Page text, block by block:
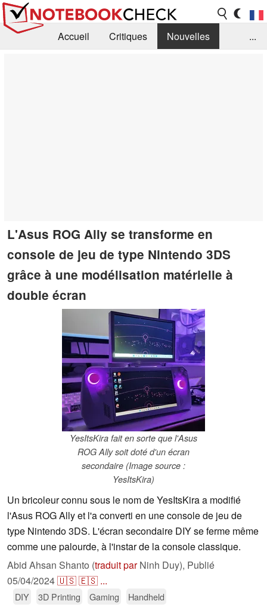
Accueil Critiques
Nouvelles
...
L'Asus ROG Ally se transforme en
console de jeu de type Nintendo 3DS
grâce à une modélisation matérielle à
double écran
YesItsKira fait en sorte que l'Asus
ROG Ally soit doté d'un écran
secondaire (Image source :
YesItsKira)
Un bricoleur connu sous le nom de YesItsKira a modifié
l'Asus ROG Ally et l'a converti en une console de jeu de
type Nintendo 3DS. L'écran secondaire DIY se ferme même
comme une palourde, à l'instar de la console classique.
Abid Ahsan Shanto (traduit parNinh Duy), Publié
05/04/2024🇺🇸🇪🇸 ...
DIY 3D Printing Gaming Handheld